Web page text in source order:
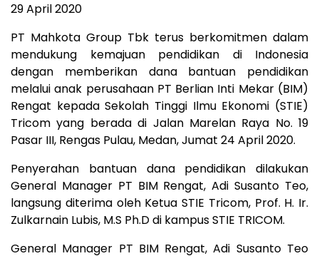
29 April 2020
PT Mahkota Group Tbk terus berkomitmen dalam
mendukung kemajuan pendidikan di Indonesia
dengan memberikan dana bantuan pendidikan
melalui anak perusahaan PT Berlian Inti Mekar (BIM)
Rengat kepada Sekolah Tinggi Ilmu Ekonomi (STIE)
Tricom yang berada di Jalan Marelan Raya No. 19
Pasar III, Rengas Pulau, Medan, Jumat 24 April 2020.
Penyerahan bantuan dana pendidikan dilakukan
General Manager PT BIM Rengat, Adi Susanto Teo,
langsung diterima oleh Ketua STIE Tricom, Prof. H. Ir.
Zulkarnain Lubis, M.S Ph.D di kampus STIE TRICOM.
General Manager PT BIM Rengat, Adi Susanto Teo